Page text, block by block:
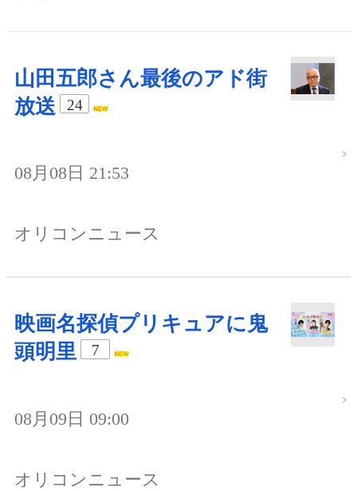
山田五郎さん最後のアド街
放送
24
08月08日 21:53
オリコンニュース
映画名探偵プリキュアに鬼
頭明里
7
08月09日 09:00
オリコンニュース